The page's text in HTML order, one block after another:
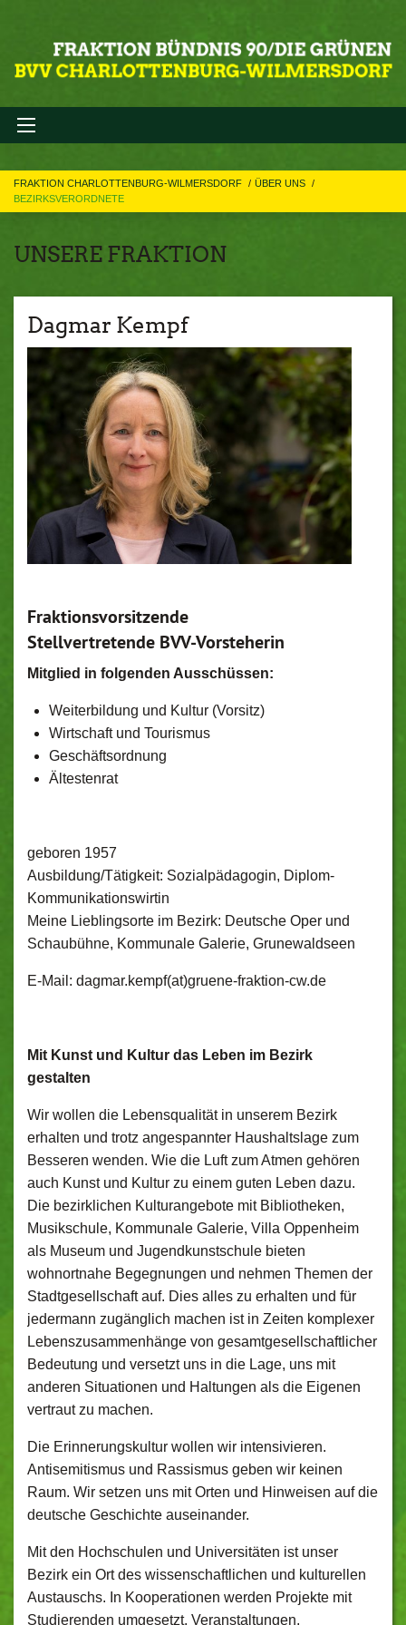
FRAKTION CHARLOTTENBURG-WILMERSDORF
ÜBER UNS
BEZIRKSVERORDNETE
UNSERE FRAKTION
Dagmar Kempf
Fraktionsvorsitzende
Stellvertretende BVV-Vorsteherin
Mitglied in folgenden Ausschüssen:
Weiterbildung und Kultur (Vorsitz)
Wirtschaft und Tourismus
Geschäftsordnung
Ältestenrat
geboren 1957
Ausbildung/Tätigkeit: Sozialpädagogin, Diplom-
Kommunikationswirtin
Meine Lieblingsorte im Bezirk: Deutsche Oper und
Schaubühne, Kommunale Galerie, Grunewaldseen
E-Mail: dagmar.kempf(at)gruene-fraktion-cw.de
Mit Kunst und Kultur das Leben im Bezirk
gestalten
Wir wollen die Lebensqualität in unserem Bezirk
erhalten und trotz angespannter Haushaltslage zum
Besseren wenden. Wie die Luft zum Atmen gehören
auch Kunst und Kultur zu einem guten Leben dazu.
Die bezirklichen Kulturangebote mit Bibliotheken,
Musikschule, Kommunale Galerie, Villa Oppenheim
als Museum und Jugendkunstschule bieten
wohnortnahe Begegnungen und nehmen Themen der
Stadtgesellschaft auf. Dies alles zu erhalten und für
jedermann zugänglich machen ist in Zeiten komplexer
Lebenszusammenhänge von gesamtgesellschaftlicher
Bedeutung und versetzt uns in die Lage, uns mit
anderen Situationen und Haltungen als die Eigenen
vertraut zu machen.
Die Erinnerungskultur wollen wir intensivieren.
Antisemitismus und Rassismus geben wir keinen
Raum. Wir setzen uns mit Orten und Hinweisen auf die
deutsche Geschichte auseinander.
Mit den Hochschulen und Universitäten ist unser
Bezirk ein Ort des wissenschaftlichen und kulturellen
Austauschs. In Kooperationen werden Projekte mit
Studierenden umgesetzt. Veranstaltungen,